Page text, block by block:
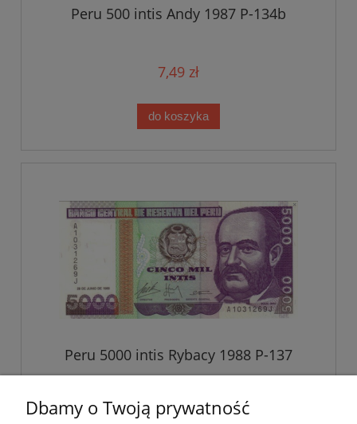
Peru 500 intis Andy 1987 P-134b
7,49 zł
do koszyka
Peru 5000 intis Rybacy 1988 P-137
8,99 zł
Dbamy o Twoją prywatność